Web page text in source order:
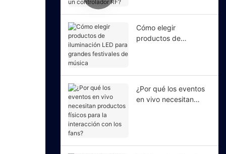
Cómo elegir
productos de
¿Por qué los eventos
en vivo necesitan